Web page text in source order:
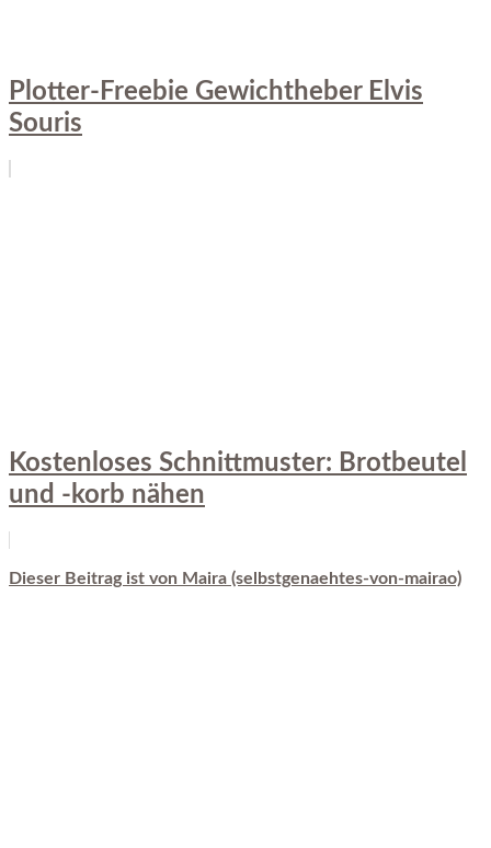
Plotter-Freebie Gewichtheber Elvis
Souris
Kostenloses Schnittmuster: Brotbeutel
und -korb nähen
Dieser Beitrag ist von Maira (selbstgenaehtes-von-mairao)